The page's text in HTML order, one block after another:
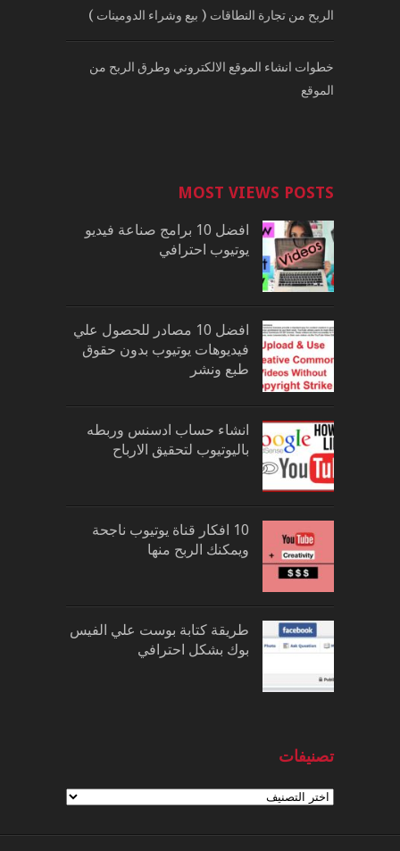
الربح من تجارة النطاقات ( بيع وشراء الدومينات )
خطوات انشاء الموقع الالكتروني وطرق الربح من
الموقع
MOST VIEWS POSTS
افضل 10 برامج صناعة فيديو
يوتيوب احترافي
افضل 10 مصادر للحصول علي
فيديوهات يوتيوب بدون حقوق
طبع ونشر
انشاء حساب ادسنس وربطه
باليوتيوب لتحقيق الارباح
10 افكار قناة يوتيوب ناجحة
ويمكنك الربح منها
طريقة كتابة بوست علي الفيس
بوك بشكل احترافي
تصنيفات
تصنيفات